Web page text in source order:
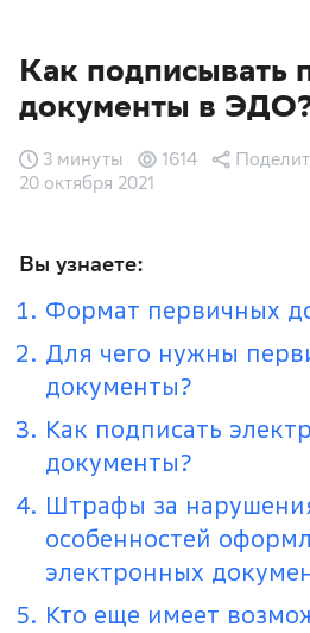
Как подписывать
документы в
20 октября 2021
3 минуты 1614
Вы узнаете:
Формат первичных
Для чего нужны
документы?
Как подписать
документы?
Штрафы за
особенностей
электронных
Кто еще имеет